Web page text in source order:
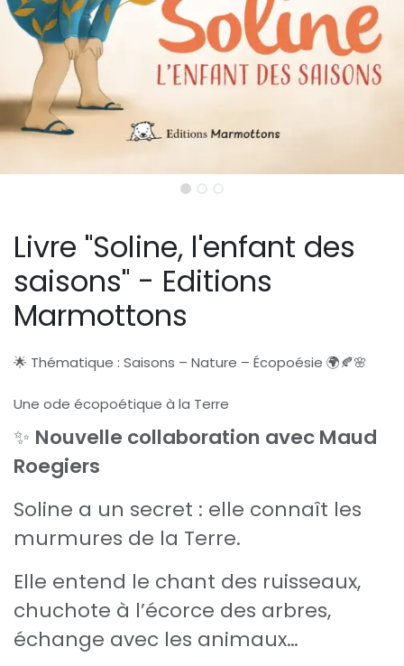
Livre "Soline, l'enfant des
saisons" - Editions
Marmottons
🌟 Thématique : Saisons – Nature – Écopoésie 🌍🍂🌸
Une ode écopoétique à la Terre
✨ Nouvelle collaboration avec Maud
Roegiers
Soline a un secret : elle connaît les
murmures de la Terre.
Elle entend le chant des ruisseaux,
chuchote à l’écorce des arbres,
échange avec les animaux…